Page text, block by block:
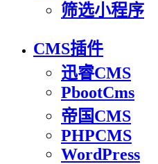
筛选小程序
CMS插件
迅睿CMS
PbootCms
帝国CMS
PHPCMS
WordPress